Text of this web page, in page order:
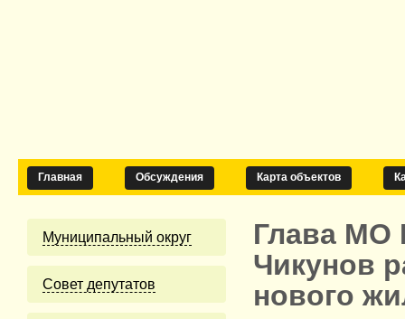
Главная Обсуждения Карта объектов
Муниципальный округ
Cовет депутатов
Глава МО
Чикунов
нового